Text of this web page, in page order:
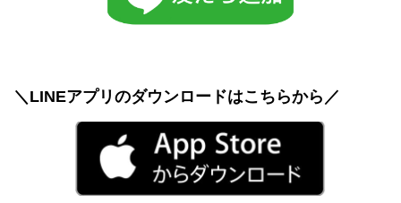
＼LINEアプリのダウンロードはこちらから／